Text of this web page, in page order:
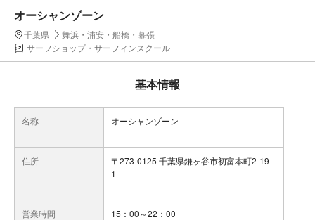
オーシャンゾーン
千葉県
舞浜・浦安・船橋・幕張
サーフショップ・サーフィンスクール
基本情報
名称 オーシャンゾーン
住所
〒273-0125 千葉県鎌ヶ谷市初富本町2-19-
1
営業時間 15：00～22：00